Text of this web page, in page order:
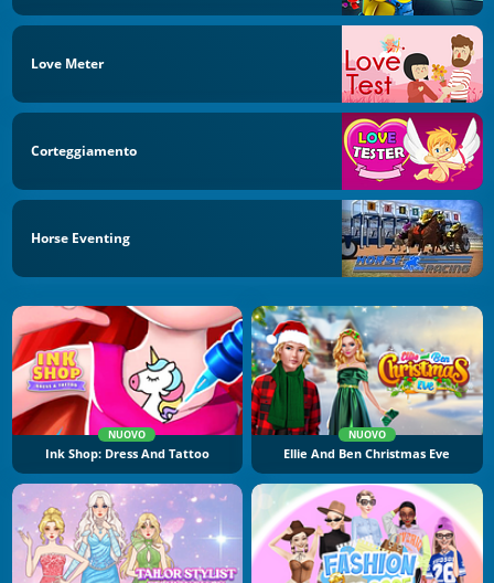
Love Meter
Corteggiamento
Horse Eventing
NUOVO
Ink Shop: Dress And Tattoo
NUOVO
Ellie And Ben Christmas Eve